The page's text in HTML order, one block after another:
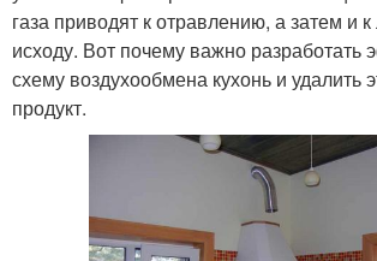
газа приводят к отравлению, а затем и
исходу. Вот почему важно разработать
схему воздухообмена кухонь и удалить
продукт.